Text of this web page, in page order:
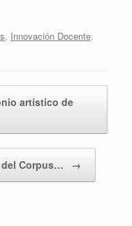
, Innovación Docente.
artístico de
del Corpus… →